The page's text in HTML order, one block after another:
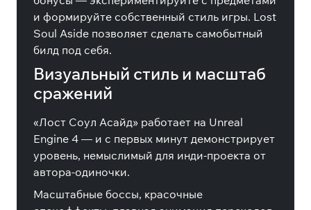
и формируйте собственный стиль игры. Lost
Soul Aside позволяет сделать самобытный
билд под себя.
Визуальный стиль и масштаб
сражений
«Лост Соул Асайд» работает на Unreal
Engine 4 — и с первых минут демонстрирует
уровень, немыслимый для инди-проекта от
автора-одиночки.
Масштабные боссы, красочные